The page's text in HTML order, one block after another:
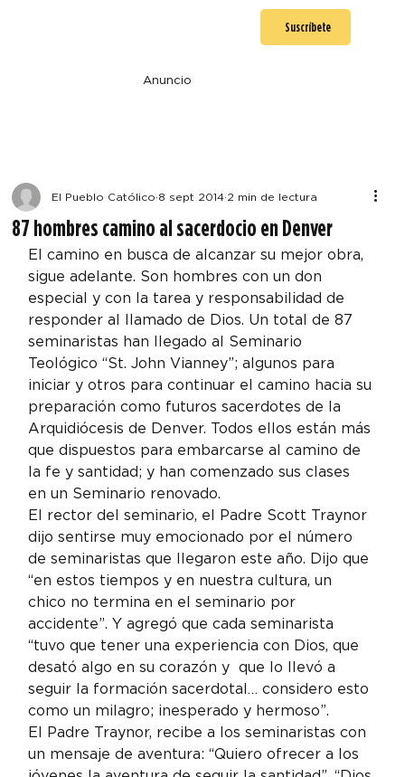
Suscríbete
Anuncio
87 hombres camino al sacerdocio en Denver
El Pueblo Católico 8 sept 2014 2 min de lectura
El camino en busca de alcanzar su mejor obra,
sigue adelante. Son hombres con un don
especial y con la tarea y responsabilidad de
responder al llamado de Dios. Un total de 87
seminaristas han llegado al Seminario
Teológico “St. John Vianney”; algunos para
iniciar y otros para continuar el camino hacia su
preparación como futuros sacerdotes de la
Arquidiócesis de Denver. Todos ellos están más
que dispuestos para embarcarse al camino de
la fe y santidad; y han comenzado sus clases
en un Seminario renovado.
El rector del seminario, el Padre Scott Traynor
dijo sentirse muy emocionado por el número
de seminaristas que llegaron este año. Dijo que
“en estos tiempos y en nuestra cultura, un
chico no termina en el seminario por
accidente”. Y agregó que cada seminarista
“tuvo que tener una experiencia con Dios, que
desató algo en su corazón y  que lo llevó a
seguir la formación sacerdotal… considero esto
como un milagro; inesperado y hermoso”.
El Padre Traynor, recibe a los seminaristas con
un mensaje de aventura: “Quiero ofrecer a los